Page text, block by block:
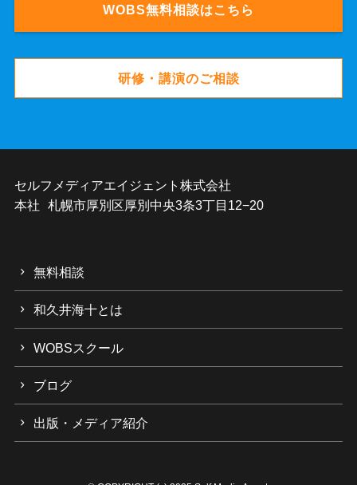
WOBS無料相談はこちら
研修・講演のご相談
セルフメディアエイジェント株式会社
本社 札幌市厚別区厚別中央3条3丁目12−20
無料相談
和久井海十とは
WOBSスクール
ブログ
出版・メディア紹介